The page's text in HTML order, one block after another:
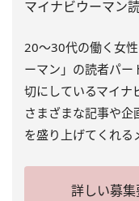
マイナビウーマン
20～30代の働く女
ーマン」の読者パ
切にしているマイナ
さまざまな記事や企
を盛り上げてくれる
詳しい募集